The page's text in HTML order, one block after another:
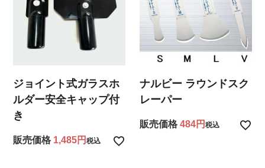
ジョイント式ガラスホ
ルダー安全キャップ付
き
販売価格 1,485 税込
ナルビー ラウンドスク
レーパー
販売価格 484 税込